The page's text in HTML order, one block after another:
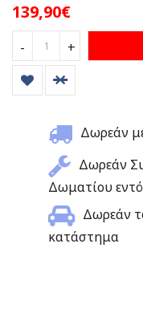
139,90€
- +
Δωρεάν
Δωρεάν
Δωματίου
Δωρεάν
κατάστημα